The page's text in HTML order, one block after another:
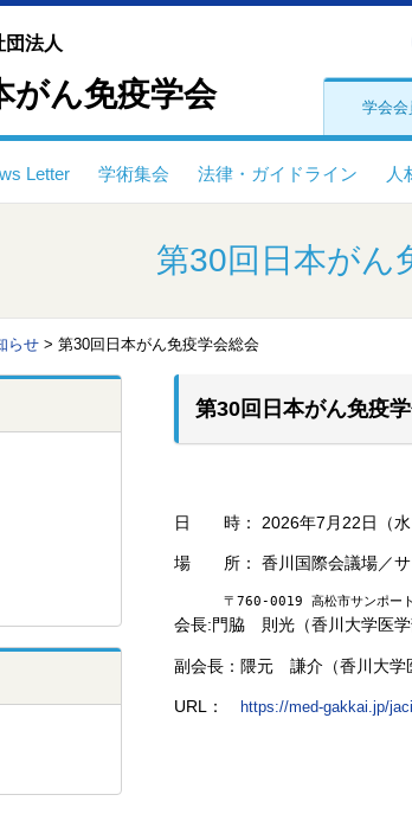
団法人
がん免疫学会 学会会
Letter 学術集会 法律・ガイドライン 人
第30回日本がん
らせ > 第30回日本がん免疫学会総会
第30回日本がん免疫
日 時： 2026年7月22日（水
場 所： 香川国際会議場／サ
〒760-0019 高松市サンポ
会長:門脇 則光（香川大学医
副会長：隈元 謙介（香川大
URL： https://med-gakkai.jp/